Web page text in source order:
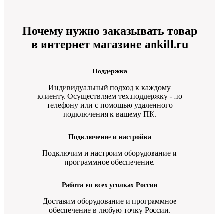
Почему нужно заказывать товар
в интернет магазине ankill.ru
Поддержка
Индивидуальный подход к каждому
клиенту. Осуществляем тех.поддержку - по
телефону или с помощью удаленного
подключения к вашему ПК.
Подключение и настройка
Подключим и настроим оборудование и
программное обеспечение.
Работа во всех уголках России
Доставим оборудование и программное
обеспечение в любую точку России.